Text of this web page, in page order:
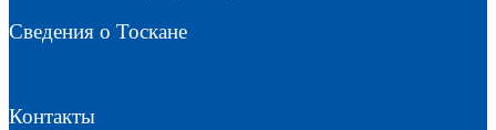
Сведения о Тоскане
Контакты